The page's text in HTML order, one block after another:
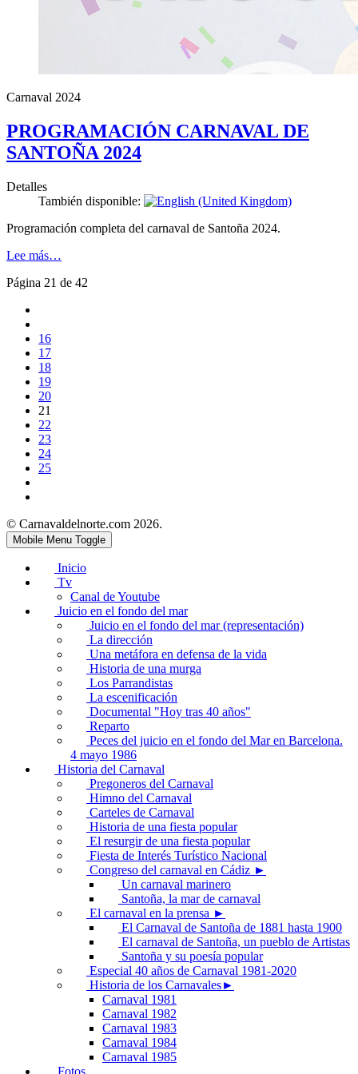
Carnaval 2024
PROGRAMACIÓN CARNAVAL DE
SANTOÑA 2024
Detalles
También disponible:
Programación completa del carnaval de Santoña 2024.
Lee más…
Página 21 de 42
16
17
18
19
20
21
22
23
24
25
© Carnavaldelnorte.com 2026.
Mobile Menu Toggle
Inicio
Tv
Canal de Youtube
Juicio en el fondo del mar
Juicio en el fondo del mar (representación)
La dirección
Una metáfora en defensa de la vida
Historia de una murga
Los Parrandistas
La escenificación
Documental "Hoy tras 40 años"
Reparto
Peces del juicio en el fondo del Mar en Barcelona.
4 mayo 1986
Historia del Carnaval
Pregoneros del Carnaval
Himno del Carnaval
Carteles de Carnaval
Historia de una fiesta popular
El resurgir de una fiesta popular
Fiesta de Interés Turístico Nacional
Congreso del carnaval en Cádiz ►
Un carnaval marinero
Santoña, la mar de carnaval
El carnaval en la prensa ►
El Carnaval de Santoña de 1881 hasta 1900
El carnaval de Santoña, un pueblo de Artistas
Santoña y su poesía popular
Especial 40 años de Carnaval 1981-2020
Historia de los Carnavales►
Carnaval 1981
Carnaval 1982
Carnaval 1983
Carnaval 1984
Carnaval 1985
Fotos